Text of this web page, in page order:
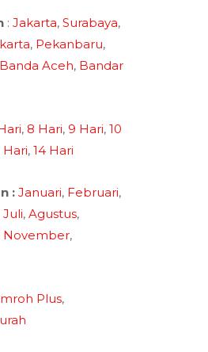
: Jakarta, Surabaya,
, Pekanbaru,
Banda Aceh, Bandar
, 8 Hari, 9 Hari, 10
Hari, 14 Hari
: Januari, Februari,
Juli, Agustus,
November,
Plus,